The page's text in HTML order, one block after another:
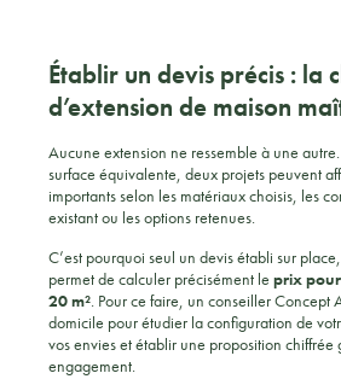
Établir un devis précis : la
d’extension de maison
Aucune extension ne ressemble à une
surface équivalente, deux projets peuvent
importants selon les matériaux choisis, les
existant ou les options retenues.
C’est pourquoi seul un devis établi sur
permet de calculer précisément le prix
20 m². Pour ce faire, un conseiller Concept
domicile pour étudier la configuration de
vos envies et établir une proposition chiffrée
engagement.